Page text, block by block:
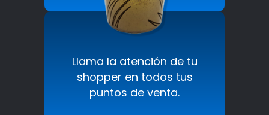
Llama la atención de tu
shopper en todos tus
puntos de venta.